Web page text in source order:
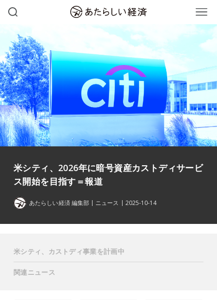
米シティ、2026年に暗号資産カストディサービ
ス開始を目指す＝報道
あたらしい経済 編集部 ニュース 2025-10-14
米シティ、カストディ事業を計画中
関連ニュース